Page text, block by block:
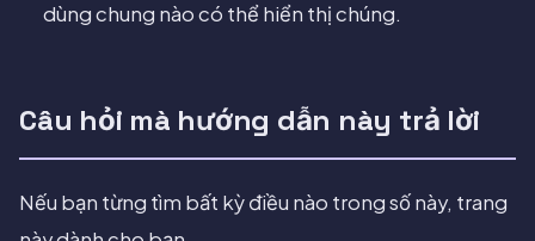
dùng chung nào có thể hiển thị chúng.
Câu hỏi mà hướng dẫn này trả lời
Nếu bạn từng tìm bất kỳ điều nào trong số này, trang